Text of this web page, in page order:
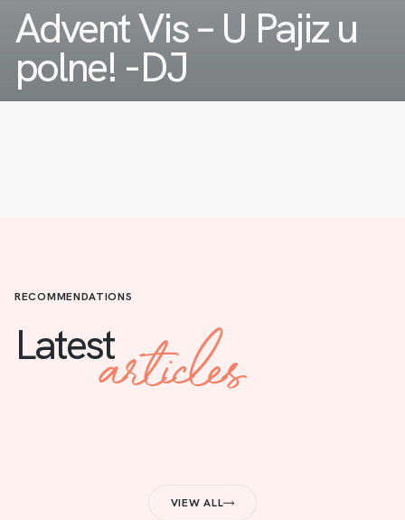
Advent Vis – U Pajiz u
polne! -DJ
RECOMMENDATIONS
Latestarticles
VIEW ALL